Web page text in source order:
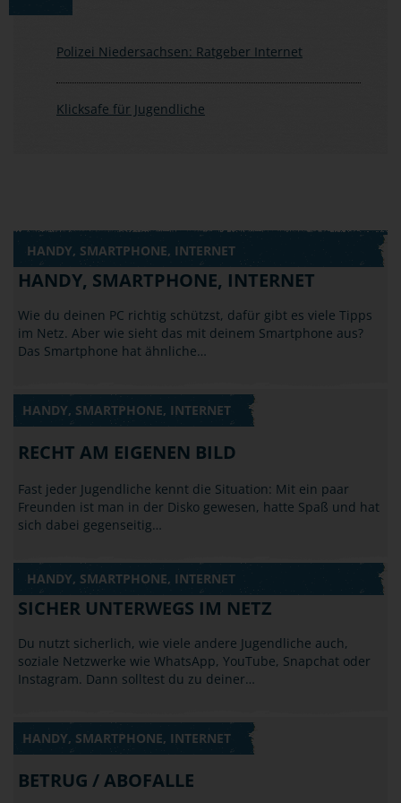
Polizei Niedersachsen: Ratgeber Internet
Klicksafe für Jugendliche
HANDY, SMARTPHONE, INTERNET
HANDY, SMARTPHONE, INTERNET
Wie du deinen PC richtig schützst, dafür gibt es viele Tipps
im Netz. Aber wie sieht das mit deinem Smartphone aus?
Das Smartphone hat ähnliche…
HANDY, SMARTPHONE, INTERNET
RECHT AM EIGENEN BILD
Fast jeder Jugendliche kennt die Situation: Mit ein paar
Freunden ist man in der Disko gewesen, hatte Spaß und hat
sich dabei gegenseitig…
HANDY, SMARTPHONE, INTERNET
SICHER UNTERWEGS IM NETZ
Du nutzt sicherlich, wie viele andere Jugendliche auch,
soziale Netzwerke wie WhatsApp, YouTube, Snapchat oder
Instagram. Dann solltest du zu deiner…
HANDY, SMARTPHONE, INTERNET
BETRUG / ABOFALLE